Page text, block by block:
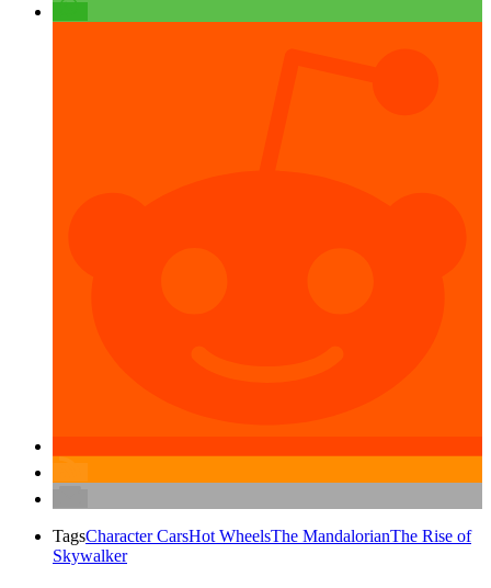
TagsCharacter CarsHot WheelsThe MandalorianThe Rise of
Skywalker